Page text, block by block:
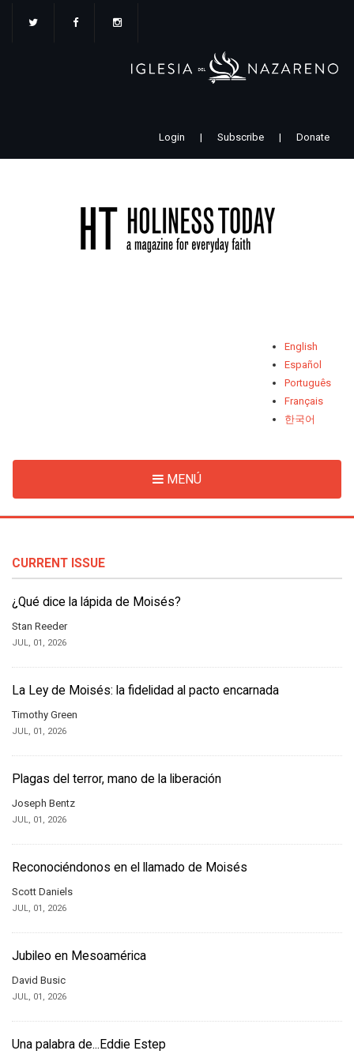
Login | Subscribe | Donate
English
Español
Português
Français
한국어
MENÚ
CURRENT ISSUE
¿Qué dice la lápida de Moisés?
Stan Reeder
JUL, 01, 2026
La Ley de Moisés: la fidelidad al pacto encarnada
Timothy Green
JUL, 01, 2026
Plagas del terror, mano de la liberación
Joseph Bentz
JUL, 01, 2026
Reconociéndonos en el llamado de Moisés
Scott Daniels
JUL, 01, 2026
Jubileo en Mesoamérica
David Busic
JUL, 01, 2026
Una palabra de...Eddie Estep